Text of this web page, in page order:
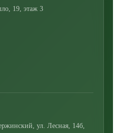
19, этаж 3
ул. Лесная, 14б,